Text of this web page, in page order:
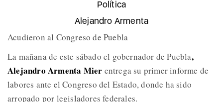
Política
Alejandro Armenta
Acudieron al Congreso de Puebla
La mañana de este sábado el gobernador de Puebla,
Alejandro Armenta Mier entrega su primer informe de
labores ante el Congreso del Estado, donde ha sido
arropado por legisladores federales.